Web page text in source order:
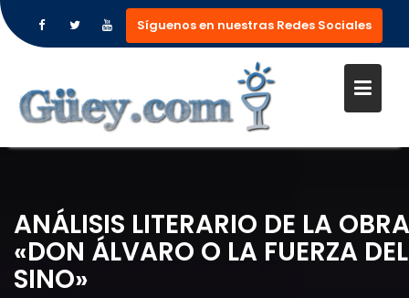
contenido
Síguenos en nuestras Redes Sociales
ANÁLISIS LITERARIO DE LA OBRA
«DON ÁLVARO O LA FUERZA DEL
SINO»